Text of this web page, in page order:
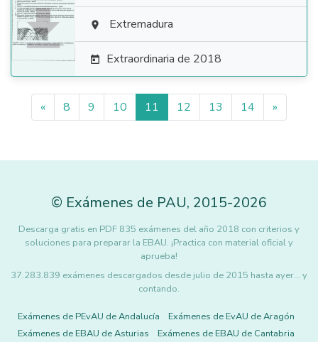
  Extremadura
 Extraordinaria de 2018
« 8 9 10 11 12 13 14 »
© Exámenes de PAU, 2015-2026
Descarga gratis en PDF 835 exámenes del año 2018 con criterios y
soluciones para preparar la EBAU. ¡Practica con material oficial y
aprueba!
37.283.839 exámenes descargados desde julio de 2015 hasta ayer... y
contando.
Exámenes de PEvAU de Andalucía
Exámenes de EvAU de Aragón
Exámenes de EBAU de Asturias
Exámenes de EBAU de Cantabria